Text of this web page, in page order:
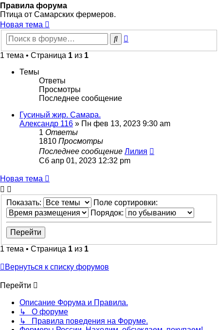
Правила форума
Птица от Самарских фермеров.
Новая тема
Поиск
1 тема • Страница 1 из 1
Темы
Ответы
Просмотры
Последнее сообщение
Гусиный жир. Самара.
Александр 116 » Пн фев 13, 2023 9:30 am
1 Ответы
1810 Просмотры
Последнее сообщение Лилия
Сб апр 01, 2023 12:32 pm
Новая тема
Показать:
Поле сортировки:
Порядок:
1 тема • Страница 1 из 1
Вернуться к списку форумов
Перейти
Описание Форума и Правила.
↳ О форуме
↳ Правила поведения на Форуме.